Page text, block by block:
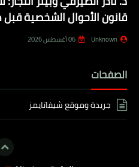
قانون الأحوال الشخصية قبل
Unknown 06 أغسطس 2026
الصفحات
جريدة وموقع شيفاتايمز